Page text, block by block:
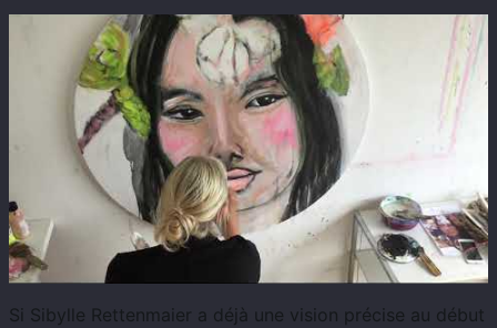
Si Sibylle Rettenmaier a déjà une vision précise au début